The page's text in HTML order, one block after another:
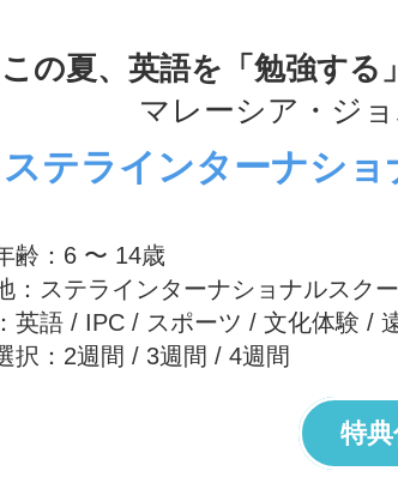
この夏、英語を「勉強す
マレーシア・ジ
ステラインターナシ
齢：6 〜 14歳
：ステラインターナショナルスク
英語 / IPC / スポーツ / 文化体験 /
択：2週間 / 3週間 / 4週間
特